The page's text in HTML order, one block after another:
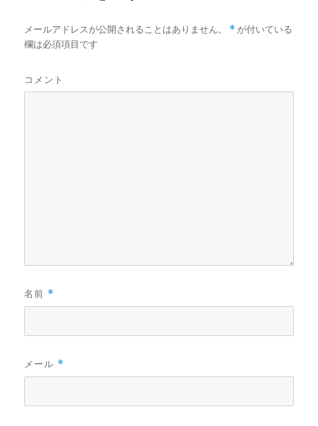
メールアドレスが公開されることはありません。 * が付いている
欄は必須項目です
コメント
名前 *
メール *